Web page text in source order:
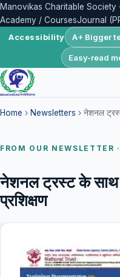
Manovikas Charitable Society
Academy / CoursesJournal
Accessibility A+ Bigger
Easy-read
Home › Newsletters › नेशनल
FROM OUR NEWSLETTER
नेशनल ट्रस्ट के
प्रशिक्षण